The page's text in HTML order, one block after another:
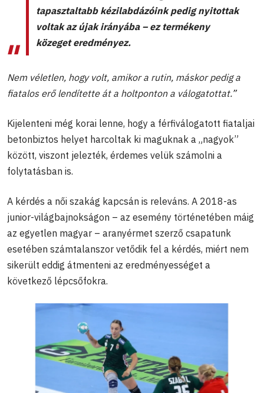
tapasztaltabb kézilabdázóink pedig nyitottak
voltak az újak irányába – ez termékeny
közeget eredményez.
Nem véletlen, hogy volt, amikor a rutin, máskor pedig a
fiatalos erő lendítette át a holtponton a válogatottat.”
Kijelenteni még korai lenne, hogy a férfiválogatott fiataljai
betonbiztos helyet harcoltak ki maguknak a „nagyok”
között, viszont jelezték, érdemes velük számolni a
folytatásban is.
A kérdés a női szakág kapcsán is releváns. A 2018-as
junior-világbajnokságon – az esemény történetében máig
az egyetlen magyar – aranyérmet szerző csapatunk
esetében számtalanszor vetődik fel a kérdés, miért nem
sikerült eddig átmenteni az eredményességet a
következő lépcsőfokra.